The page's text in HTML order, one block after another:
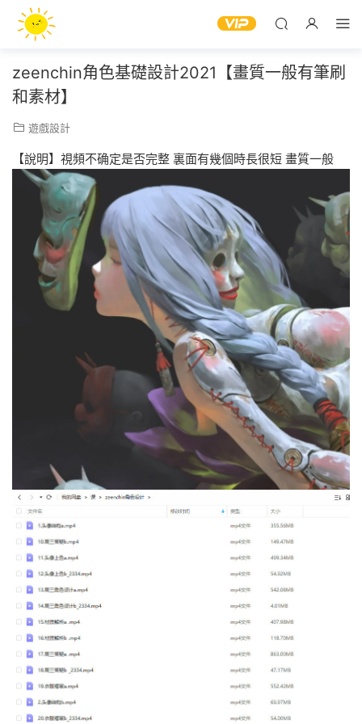
zeenchin角色基礎設計2021【畫質一般有筆刷
和素材】
遊戲設計
【說明】視頻不确定是否完整 裏面有幾個時長很短 畫質一般